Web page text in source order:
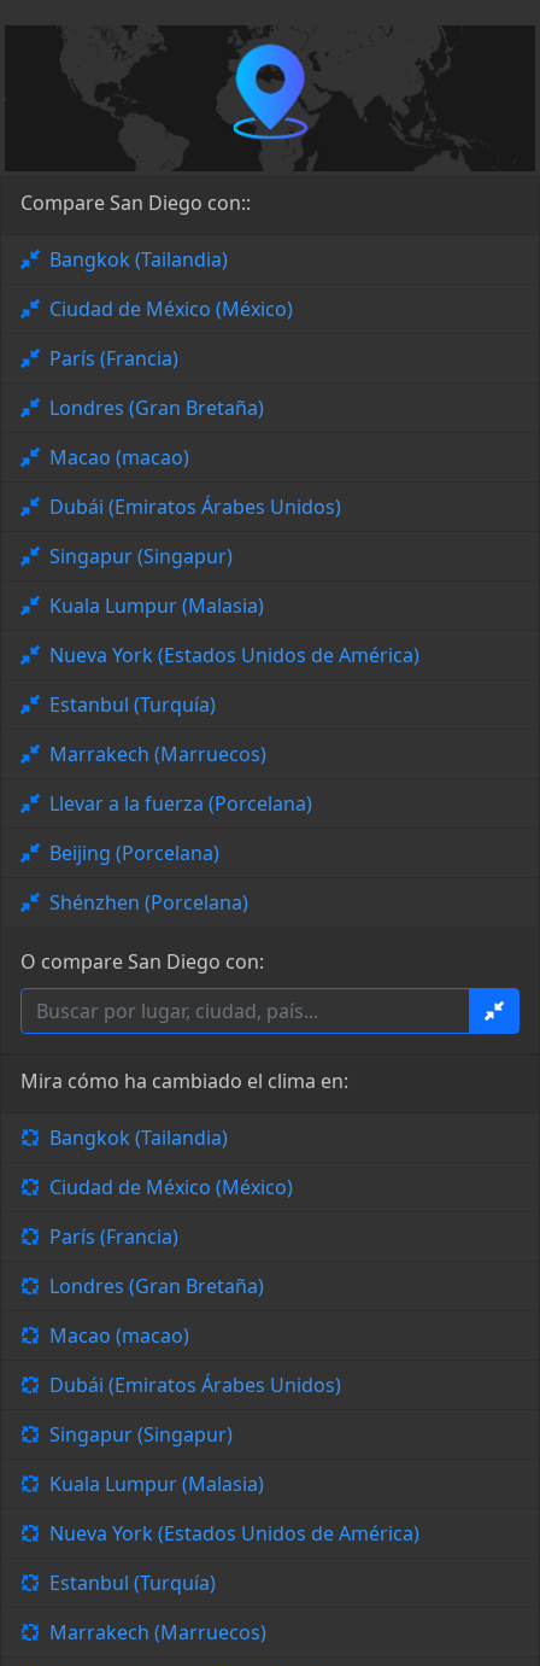
Compare San Diego con::
Bangkok (Tailandia)
Ciudad de México (México)
París (Francia)
Londres (Gran Bretaña)
Macao (macao)
Dubái (Emiratos Árabes Unidos)
Singapur (Singapur)
Kuala Lumpur (Malasia)
Nueva York (Estados Unidos de América)
Estanbul (Turquía)
Marrakech (Marruecos)
Llevar a la fuerza (Porcelana)
Beijing (Porcelana)
Shénzhen (Porcelana)
O compare San Diego con:
Mira cómo ha cambiado el clima en:
Bangkok (Tailandia)
Ciudad de México (México)
París (Francia)
Londres (Gran Bretaña)
Macao (macao)
Dubái (Emiratos Árabes Unidos)
Singapur (Singapur)
Kuala Lumpur (Malasia)
Nueva York (Estados Unidos de América)
Estanbul (Turquía)
Marrakech (Marruecos)